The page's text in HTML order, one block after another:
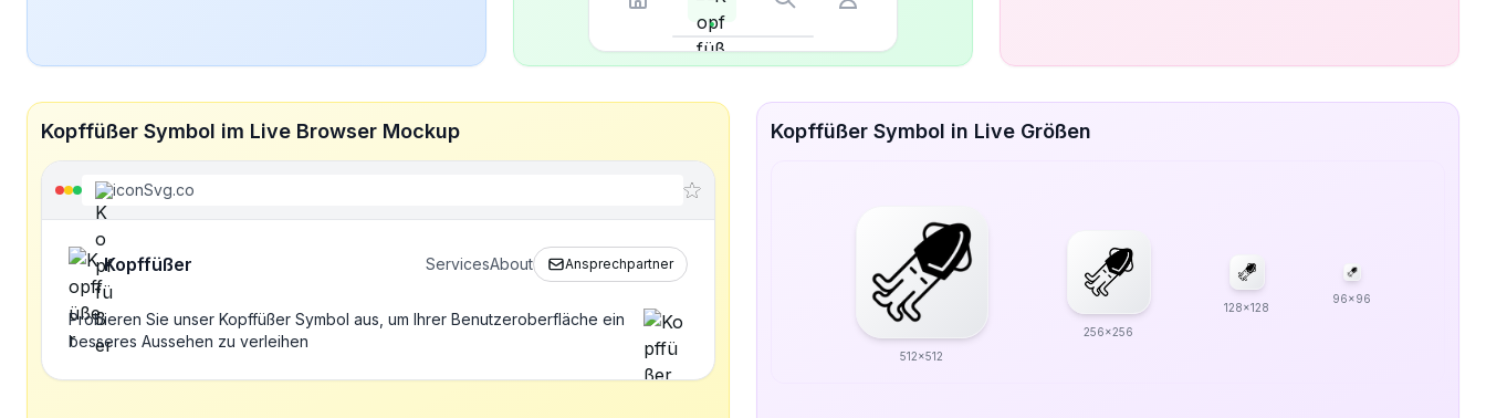
Kopffüßer Symbol im Live Browser Mockup
iconSvg.co
Kopffüßer ServicesAbout Ansprechpartner
Probieren Sie unser Kopffüßer Symbol aus, um Ihrer Benutzeroberfläche ein
besseres Aussehen zu verleihen
Kopffüßer Symbol in Live Größen
512x512
256x256
128x128
96x96